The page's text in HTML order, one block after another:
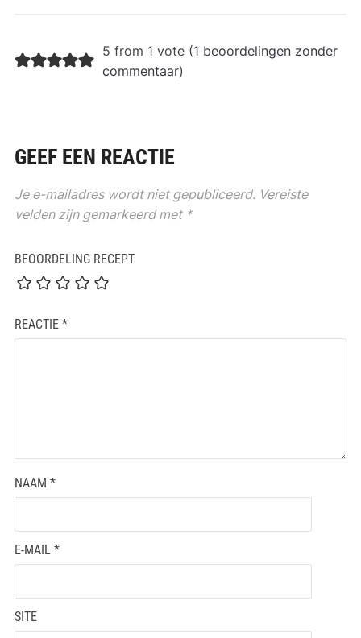
5 from 1 vote (1 beoordelingen zonder
commentaar)
GEEF EEN REACTIE
Je e-mailadres wordt niet gepubliceerd. Vereiste
velden zijn gemarkeerd met *
BEOORDELING RECEPT
REACTIE *
NAAM *
E-MAIL *
SITE